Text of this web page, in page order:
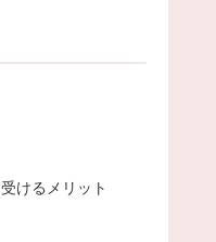
けるメリット